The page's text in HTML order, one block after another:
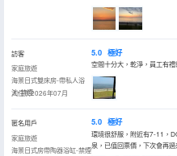
訪客
家庭旅遊
海景日式雙床房-帶私人浴
池-禁煙
入住於2026年07月
5.0 極好
空間十分大，乾淨，員工有
匿名用戶
家庭旅遊
海景日式房帶陶器浴缸-禁煙
5.0 極好
環境很舒服，附近有7-11，
泉，已值回票價，下次會再過